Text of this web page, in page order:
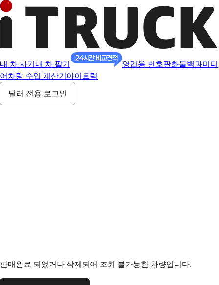
내 차 사기 내 차 팔기 영업용 번호판화물백과미디
어 차량 수입 계산기 아이트럭
딜러 전용 로그인
판매완료 되었거나 삭제되어 조회 불가능한 차량입니다.